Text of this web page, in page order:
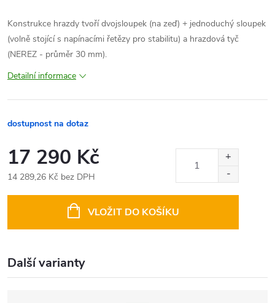
Konstrukce hrazdy tvoří dvojsloupek (na zeď) + jednoduchý sloupek
(volně stojící s napínacími řetězy pro stabilitu) a hrazdová tyč
(NEREZ - průměr 30 mm).
Detailní informace
dostupnost na dotaz
17 290 Kč
14 289,26 Kč bez DPH
VLOŽIT DO KOŠÍKU
Další varianty